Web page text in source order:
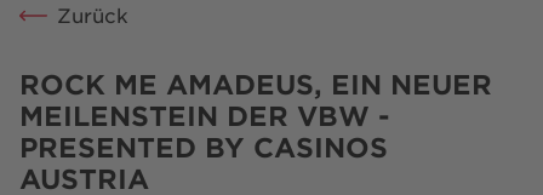
PRESSE
KARRIERE
Zurück
ROCK ME AMADEUS, EIN NEUER
MEILENSTEIN DER VBW -
PRESENTED BY CASINOS
AUSTRIA